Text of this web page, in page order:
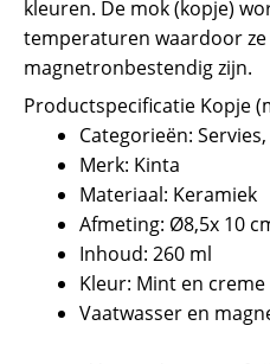
kleuren. De mok (kopje)
temperaturen waardoor ze
magnetronbestendig zijn.
Productspecificatie Kopje
Categorieën:
Merk: Kinta
Materiaal: Keramiek
Afmeting: Ø8,5x 10
Inhoud: 260 ml
Kleur: Mint en creme
Vaatwasser en